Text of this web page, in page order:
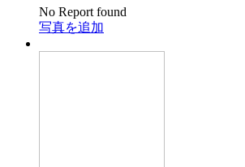
No Report found
写真を追加